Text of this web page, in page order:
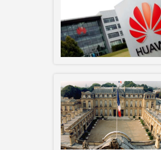
英国专家
地方总站
先锋
祁阳
大比武